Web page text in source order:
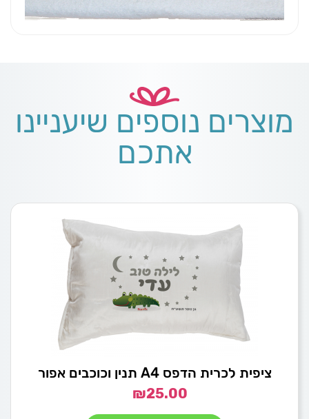
מוצרים נוספים שיעניינו
אתכם
ציפית לכרית הדפס A4 תנין וכוכבים אפור
₪25.00